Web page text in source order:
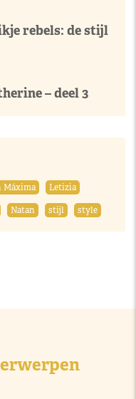
rebels: de stijl
– deel 3
Letizia
Natan stijl style